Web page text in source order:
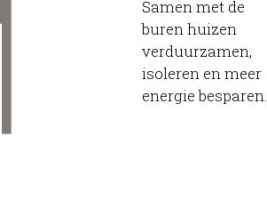
Samen met de
buren huizen
verduurzamen,
isoleren en meer
energie besparen.